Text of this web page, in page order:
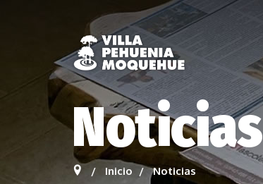
Noticias
Inicio Noticias